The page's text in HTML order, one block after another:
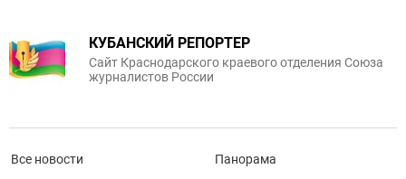
КУБАНСКИЙ РЕПОРТЕР
Сайт Краснодарского краевого отделения Союза
журналистов России
Все новости Панорама